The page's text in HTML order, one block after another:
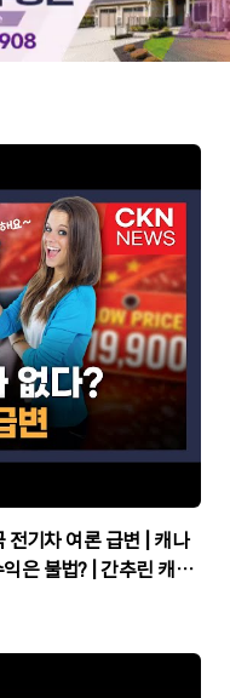
기차 여론 급변 | 캐나
| 간추린 캐나